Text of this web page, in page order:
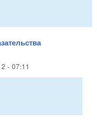
- 07:11